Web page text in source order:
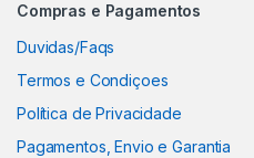
Compras e Pagamentos
Duvidas/Faqs
Termos e Condiçoes
Política de Privacidade
Pagamentos, Envio e Garantia